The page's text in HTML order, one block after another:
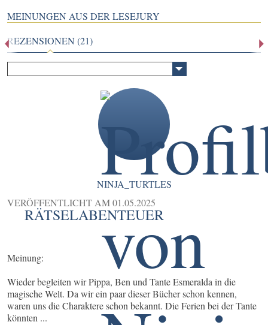
MEINUNGEN AUS DER LESEJURY
REZENSIONEN (21)
NINJA_TURTLES
VERÖFFENTLICHT AM01.05.2025
RÄTSELABENTEUER
Meinung:
Wieder begleiten wir Pippa, Ben und Tante Esmeralda in die
magische Welt. Da wir ein paar dieser Bücher schon kennen,
waren uns die Charaktere schon bekannt. Die Ferien bei der Tante
könnten ...